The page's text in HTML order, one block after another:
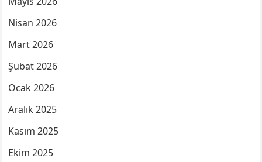
Nisan 2026
Mart 2026
Şubat 2026
Ocak 2026
Aralık 2025
Kasım 2025
Ekim 2025